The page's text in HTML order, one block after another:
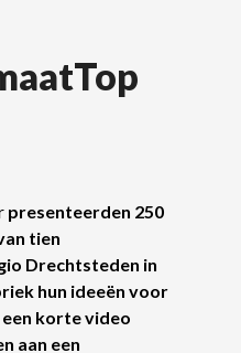
presenteerden 250
tien
Drechtsteden in
hun ideeën voor
korte video
aan een